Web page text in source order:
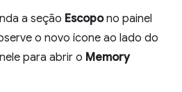
a seção Escopono painel
o novo ícone ao lado do
para abrir o Memory